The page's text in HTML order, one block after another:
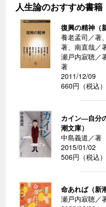
人生論のおすすめ書籍
復興の精神（
養老孟司／著
著、南直哉／
瀬戸内寂聴／
著
2011/12/09
660円（税込）
カイン―自分
潮文庫）
中島義道／著
2015/01/02
506円（税込）
命あれば（新
瀬戸内寂聴／